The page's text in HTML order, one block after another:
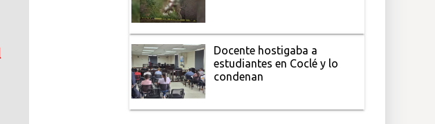
Docente hostigaba a
estudiantes en Coclé y lo
condenan